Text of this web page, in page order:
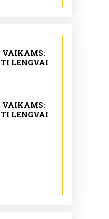
VAIKAMS:
LENGVAI
VAIKAMS:
LENGVAI